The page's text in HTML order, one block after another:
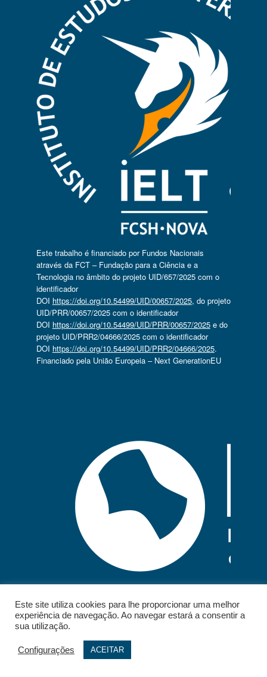
Este trabalho é financiado por Fundos Nacionais
através da FCT – Fundação para a Ciência e a
Tecnologia no âmbito do projeto UID/657/2025 com o
identificador
DOI https://doi.org/10.54499/UID/00657/2025, do projeto
UID/PRR/00657/2025 com o identificador
DOI https://doi.org/10.54499/UID/PRR/00657/2025e do
projeto UID/PRR2/04666/2025 com o identificador
DOI https://doi.org/10.54499/UID/PRR2/04666/2025.
Financiado pela União Europeia – Next GenerationEU
© 2026 - IELT. All rights reserved.
Este site utiliza cookies para lhe proporcionar uma melhor
experiência de navegação. Ao navegar estará a consentir a
sua utilização.
Configurações ACEITAR